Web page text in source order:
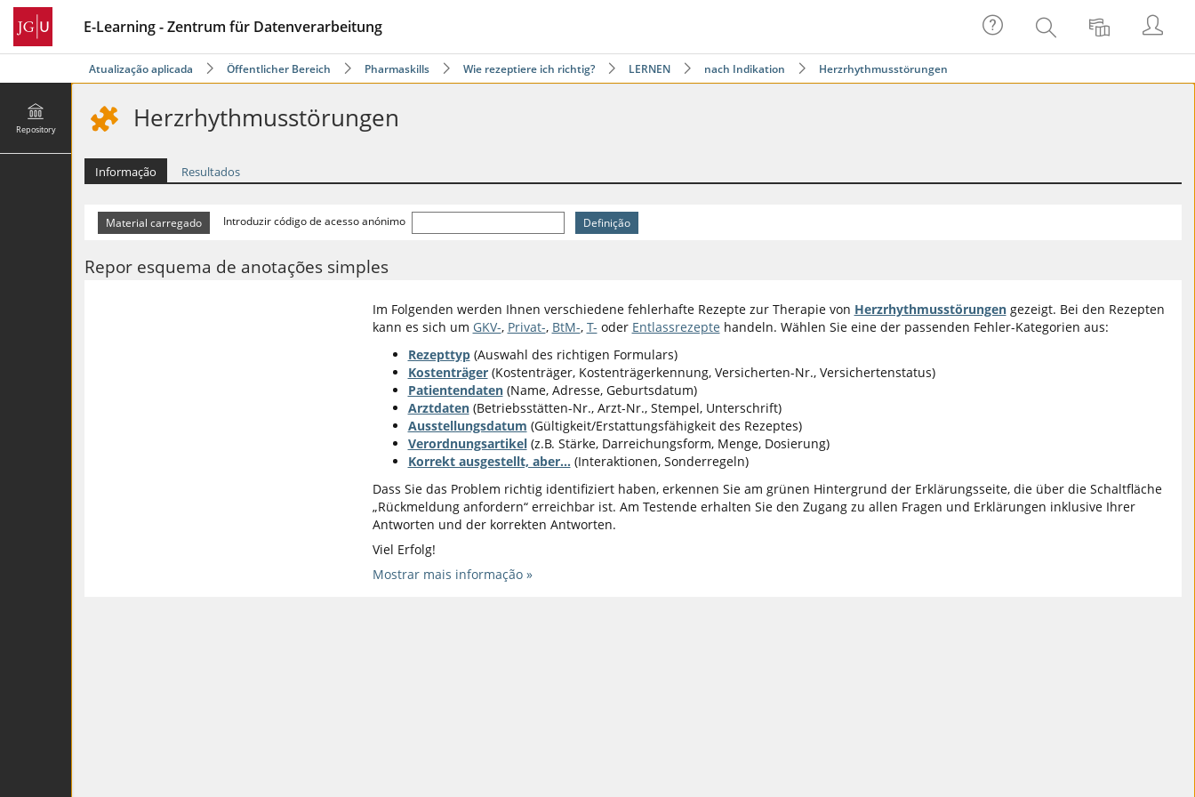
E-Learning - Zentrum für Datenverarbeitung
enviou
Adicionar
wiki
recuperado(s).
Atualização aplicada Öffentlicher Bereich Pharmaskills Wie rezeptiere ich richtig? LERNEN nach Indikation Herzrhythmusstörungen
Repository Herzrhythmusstörungen
Informação Resultados
Introduzir código de acesso anónimo
Repor esquema de anotações simples
Im Folgenden werden Ihnen verschiedene fehlerhafte Rezepte zur Therapie von Herzrhythmusstörungengezeigt. Bei den Rezepten
kann es sich um GKV-, Privat-, BtM-, T- oder Entlassrezepte handeln. Wählen Sie eine der passenden Fehler-Kategorien aus:
Rezepttyp(Auswahl des richtigen Formulars)
Kostenträger(Kostenträger, Kostenträgerkennung, Versicherten-Nr., Versichertenstatus)
Patientendaten(Name, Adresse, Geburtsdatum)
Arztdaten(Betriebsstätten-Nr., Arzt-Nr., Stempel, Unterschrift)
Ausstellungsdatum (Gültigkeit/Erstattungsfähigkeit des Rezeptes)
Verordnungsartikel(z.B. Stärke, Darreichungsform, Menge, Dosierung)
Korrekt ausgestellt, aber... (Interaktionen, Sonderregeln)
Dass Sie das Problem richtig identifiziert haben, erkennen Sie am grünen Hintergrund der Erklärungsseite, die über die Schaltfläche
„Rückmeldung anfordern“ erreichbar ist. Am Testende erhalten Sie den Zugang zu allen Fragen und Erklärungen inklusive Ihrer
Antworten und der korrekten Antworten.
Viel Erfolg!
Mostrar mais informação »